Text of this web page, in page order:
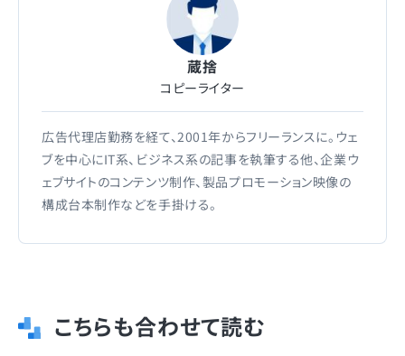
蔵捨
コピーライター
広告代理店勤務を経て、2001年からフリーランスに。ウェ
ブを中心にIT系、ビジネス系の記事を執筆する他、企業ウ
ェブサイトのコンテンツ制作、製品プロモーション映像の
構成台本制作などを手掛ける。
こちらも合わせて読む